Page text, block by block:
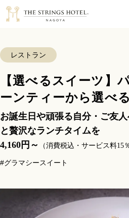
レストラン
【選べるスイーツ】
ーンティーから選べ
お誕生日や頑張る自分・ご友
と贅沢なランチタイムを
4,160円～
（消費税込・サービス料15
#グラマシースイート